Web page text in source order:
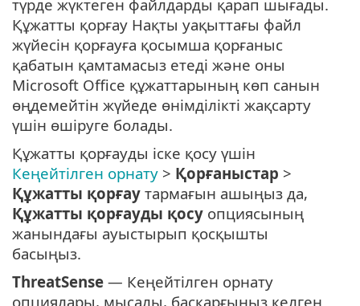
түрде жүктеген файлдарды қарап шығады.
Құжатты қорғау Нақты уақыттағы файл
жүйесін қорғауға қосымша қорғаныс
қабатын қамтамасыз етеді және оны
Microsoft Office құжаттарының көп санын
өңдемейтін жүйеде өнімділікті жақсарту
үшін өшіруге болады.
Құжатты қорғауды іске қосу үшін
Кеңейтілген орнату > Қорғаныстар >
Құжатты қорғау тармағын ашыңыз да,
Құжатты қорғауды қосу опциясының
жанындағы ауыстырып қосқышты
басыңыз.
ThreatSense — Кеңейтілген орнату
опциялары, мысалы, басқарғыңыз келген